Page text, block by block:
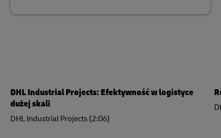
DHL Industrial Projects: Efektywność w logistyce
dużej skali
DHL Industrial Projects (2:06)